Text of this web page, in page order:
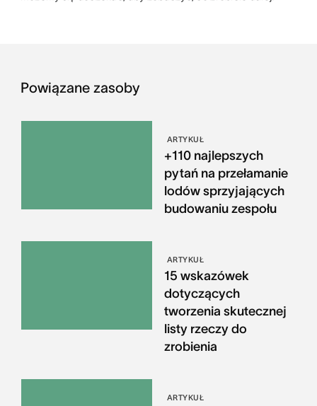
Powiązane zasoby
ARTYKUŁ
+110 najlepszych
pytań na przełamanie
lodów sprzyjających
budowaniu zespołu
ARTYKUŁ
15 wskazówek
dotyczących
tworzenia skutecznej
listy rzeczy do
zrobienia
ARTYKUŁ